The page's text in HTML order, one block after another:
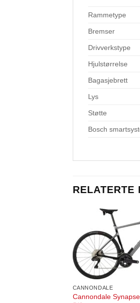
Rammetype
Bremser
Drivverkstype
Hjulstørrelse
Bagasjebrett
Lys
Støtte
Bosch
RELATERTE
CANNONDALE
Cannondale